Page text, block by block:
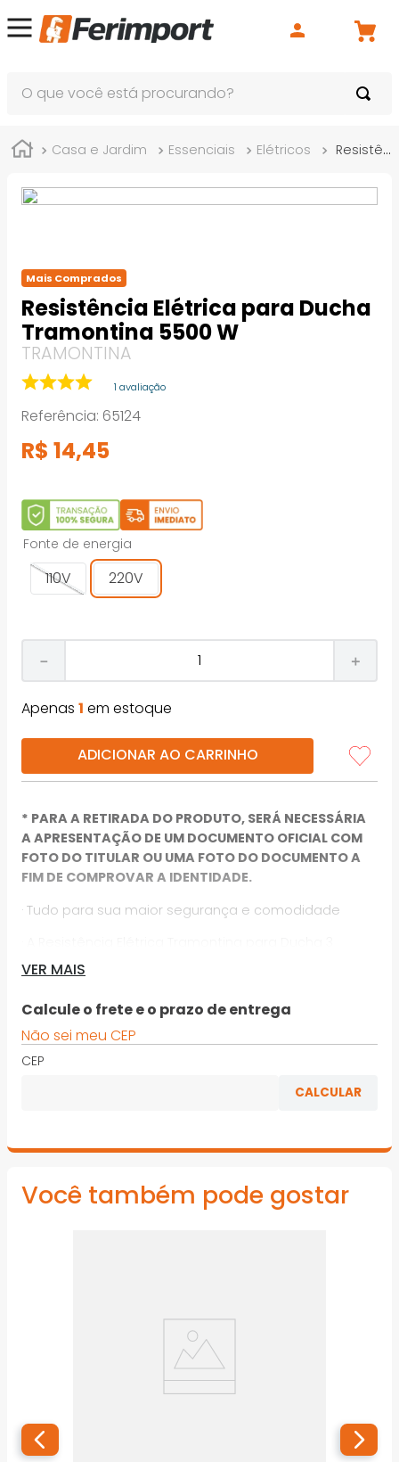
Casa e Jardim Essenciais Elétricos Resistência Elétrica para Ducha Tramontina 5500 W
Mais Comprados
Resistência Elétrica para Ducha
Tramontina 5500 W
TRAMONTINA
1 avaliação
Referência: 65124
R$ 14,45
Fonte de energia
110V 220V
＋
－
Apenas 1 em estoque
ADICIONAR AO CARRINHO
* PARA A RETIRADA DO PRODUTO, SERÁ NECESSÁRIA
A APRESENTAÇÃO DE UM DOCUMENTO OFICIAL COM
FOTO DO TITULAR OU UMA FOTO DO DOCUMENTO A
FIM DE COMPROVAR A IDENTIDADE.
· Tudo para sua maior segurança e comodidade
Temperaturas 5500 W 220 V possui suporte a
cartucho, o que oferece maior durabilidade
· Os contatos fixos no suporte proporcionam
facilidade na troca da resistência, dispensando o uso
de ferramentas
· Possui sistema Poka-Yoke, que evita a instalação
Temperaturas 5500 W 220 V
*Imagens meramente ilustrativas
VER MAIS
Calcule o frete e o prazo de entrega
Não sei meu CEP
CEP
Você também pode gostar